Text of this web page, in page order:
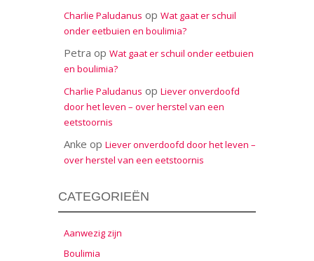
Charlie Paludanus op Wat gaat er schuil
onder eetbuien en boulimia?
Petra op Wat gaat er schuil onder eetbuien
en boulimia?
Charlie Paludanus op Liever onverdoofd
door het leven – over herstel van een
eetstoornis
Anke op Liever onverdoofd door het leven –
over herstel van een eetstoornis
CATEGORIEËN
Aanwezig zijn
Boulimia